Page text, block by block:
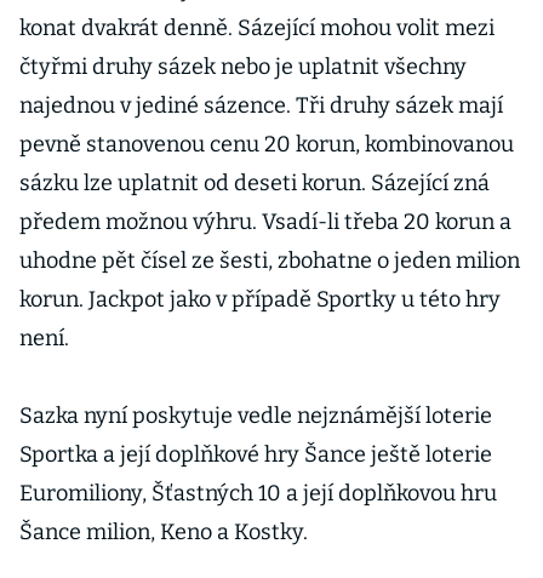
konat dvakrát denně. Sázející mohou volit mezi
čtyřmi druhy sázek nebo je uplatnit všechny
najednou v jediné sázence. Tři druhy sázek mají
pevně stanovenou cenu 20 korun, kombinovanou
sázku lze uplatnit od deseti korun. Sázející zná
předem možnou výhru. Vsadí-li třeba 20 korun a
uhodne pět čísel ze šesti, zbohatne o jeden milion
korun. Jackpot jako v případě Sportky u této hry
není.
Sazka nyní poskytuje vedle nejznámější loterie
Sportka a její doplňkové hry Šance ještě loterie
Euromiliony, Šťastných 10 a její doplňkovou hru
Šance milion, Keno a Kostky.